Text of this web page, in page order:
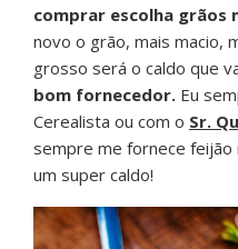
comprar escolha grãos
novo o grão, mais macio,
grosso será o caldo que
bom fornecedor. Eu
Cerealista ou com o Sr.
sempre me fornece feijão
um super caldo!